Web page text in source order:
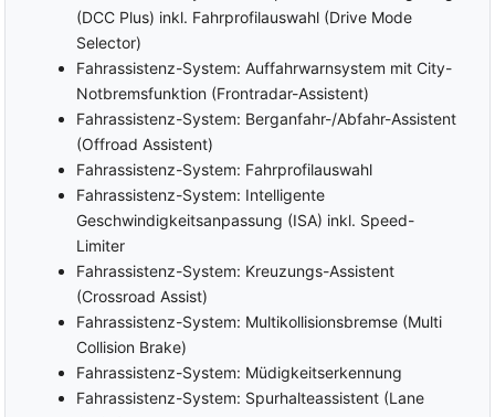
Start-/Stopp-Automatik
Lichtsensor
Fernlichtregulierung (Light
Assist)
Dynamische
Fernlichtregulierung
(Dynamic Light Assist)
Regensensor
Innen- und Außenspiegel
automatisch abblendbar
Berganfahrassistent
Abstandswarner
Notbremsassistent
Spurhalteassistent
Toter Winkel Assistent
Spurwechselassistent
Alarmanlage
Fahrprofilauswahl (Drive
Mode Select)
Einparkhilfe hinten
Parkbremse elektrisch
Rückfahrkamera
Fahrer-/Beifahrer-Airbag
Beifahrer-Airbag
Beifahrer-Airbag
Kopf-Airbags
Andere Airbags
(DCC Plus) inkl. Fahrprofilauswahl (Drive Mode
Selector)
Fahrassistenz-System: Auffahrwarnsystem mit City-
Notbremsfunktion (Frontradar-Assistent)
Fahrassistenz-System: Berganfahr-/Abfahr-Assistent
(Offroad Assistent)
Fahrassistenz-System: Fahrprofilauswahl
Fahrassistenz-System: Intelligente
Geschwindigkeitsanpassung (ISA) inkl. Speed-
Limiter
Fahrassistenz-System: Kreuzungs-Assistent
(Crossroad Assist)
Fahrassistenz-System: Multikollisionsbremse (Multi
Collision Brake)
Fahrassistenz-System: Müdigkeitserkennung
Fahrassistenz-System: Spurhalteassistent (Lane